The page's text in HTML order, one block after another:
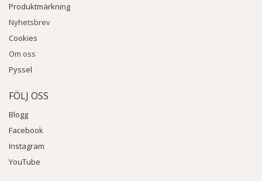
Produktmärkning
Nyhetsbrev
Cookies
Om oss
Pyssel
FÖLJ OSS
Blogg
Facebook
Instagram
YouTube